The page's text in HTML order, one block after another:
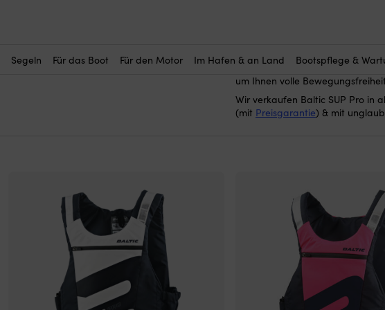
Segeln Für das Boot Für den Motor Im Hafen & an Land Bootspflege &
entwickelt und ist vollständig
am Körper, sodass es einfach
um Ihnen volle
Wir verkaufen Baltic SUP Pro in
(mit Preisgarantie) & mit